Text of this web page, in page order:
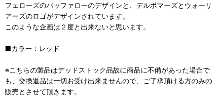
フェローズのバッファローのデザインと、デルボマーズとウォーリ
アーズのロゴがデザインされています。
このような企画は２度と出来ないと思います。
■カラー：レッド
※こちらの製品はデッドストック品故に商品に不備があった場合で
も、交換返品は一切お受け出来ませんので、ご了承頂ける方のみの
販売とさせて頂きます。